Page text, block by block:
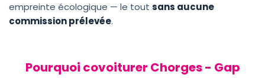
empreinte écologique — le tout sans aucune
commission prélevée.
Pourquoi covoiturer Chorges - Gap